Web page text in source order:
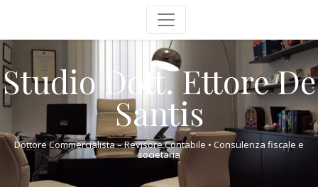
Studio Dott. Ettore De
Santis
Dottore Commercialista – Revisore Contabile • Consulenza fiscale e
societaria